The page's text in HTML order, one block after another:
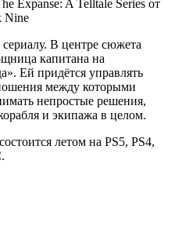
Expanse: A Telltale Series от
Nine
В центре сюжета
капитана на
Ей придётся управлять
между которыми
непростые решения,
и экипажа в целом.
летом на PS5, PS4,